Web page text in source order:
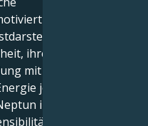
durch ein
ihre Wärme mit
mit Neptun in
jedoch viel
in Jungfrau
Idealismus